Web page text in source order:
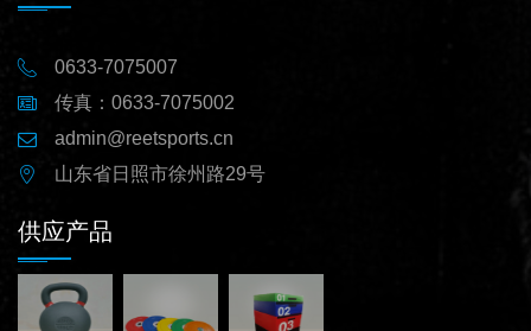
0633-7075007
传真：0633-7075002
admin@reetsports.cn
山东省日照市徐州路29号
供应产品